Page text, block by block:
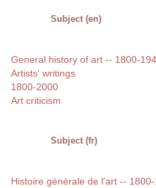
Subject (en)
General history of art -- 1800-
Artists' writings
1800-2000
Art criticism
Subject (fr)
Histoire générale de l'art --